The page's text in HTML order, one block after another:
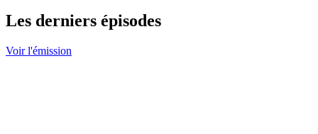
Les derniers épisodes
Voir l'émission